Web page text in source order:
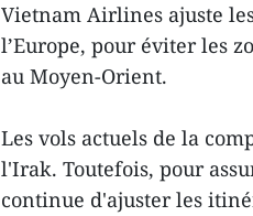
Vietnam Airlines ajuste
l’Europe, pour éviter les
au Moyen-Orient.
Les vols actuels de la
l'Irak. Toutefois, pour
continue d'ajuster les